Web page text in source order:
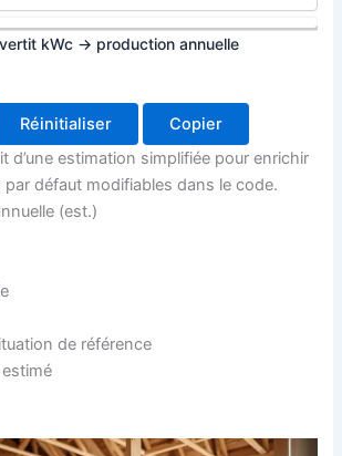
kWc → production annuelle
Réinitialiser
Copier
d’une estimation simplifiée pour enrichir
par défaut modifiables dans le code.
(est.)
de référence